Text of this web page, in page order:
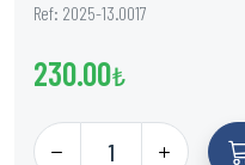
Ref: 2025-13.0017
230.00₺